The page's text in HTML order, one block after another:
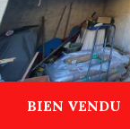
BIEN VENDU